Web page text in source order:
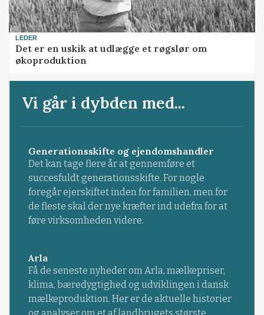
LEDER
Det er en uskik at udlægge et røgslør om
økoproduktion
Vi går i dybden med...
Generationsskifte og ejendomshandler
Det kan tage flere år at gennemføre et
succesfuldt generationsskifte. For nogle
foregår ejerskiftet inden for familien, men for
de fleste skal der nye kræfter ind udefra for at
føre virksomheden videre.
Arla
Få de seneste nyheder om Arla, mælkepriser,
klima, bæredygtighed og udviklingen i dansk
mælkeproduktion. Her er de aktuelle historier